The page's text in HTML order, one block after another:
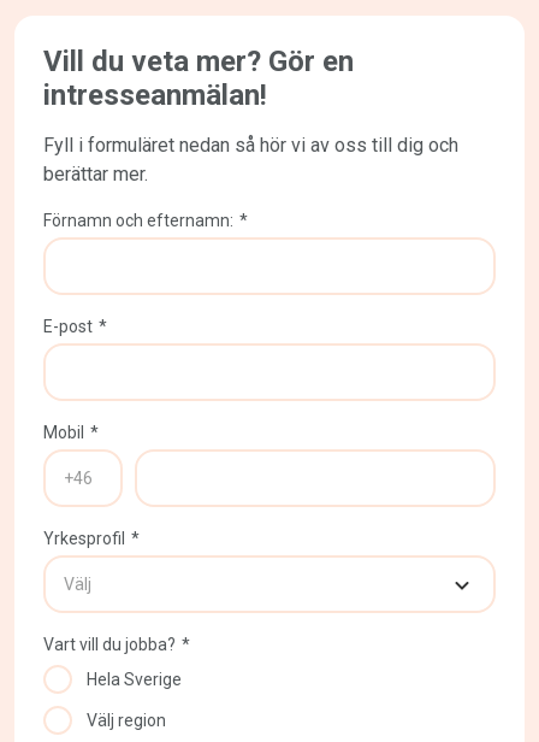
Vill du veta mer? Gör en
intresseanmälan!
Fyll i formuläret nedan så hör vi av oss till dig och
berättar mer.
Förnamn och efternamn: *
E-post *
Mobil *
Yrkesprofil *
Vart vill du jobba? *
Hela Sverige
Välj region